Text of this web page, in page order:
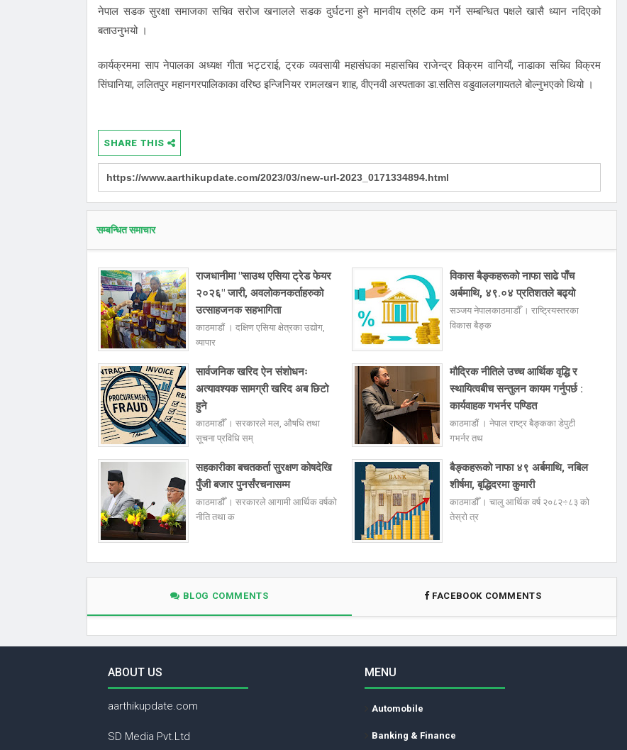
नेपाल सडक सुरक्षा समाजका सचिव सरोज खनालले सडक दुर्घटना हुने मानवीय त्रुटि कम गर्ने सम्बन्धित पक्षले खासै ध्यान नदिएको
बताउनुभयो ।
कार्यक्रममा साप नेपालका अध्यक्ष गीता भट्टराई, ट्रक व्यवसायी महासंघका महासचिव राजेन्द्र विक्रम वानियाँ, नाडाका सचिव विक्रम
सिंघानिया, ललितपुर महानगरपालिकाका वरिष्ठ इन्जिनियर रामलखन शाह, वीएनवी अस्पताका डा.सतिस वडुवाललगायतले बोल्नुभएको थियो ।
SHARE THIS
सम्बन्धित समाचार
राजधानीमा "साउथ एसिया ट्रेड फेयर
२०२६" जारी, अवलोकनकर्ताहरुको
उत्साहजनक सहभागिता
काठमाडौं । दक्षिण एसिया क्षेत्रका उद्योग,
व्यापार
विकास बैङ्कहरूको नाफा साढे पाँच
अर्बमाथि, ४९.०४ प्रतिशतले बढ्यो
सञ्जय नेपालकाठमाडौँ । राष्ट्रियस्तरका
विकास बैङ्क
सार्वजनिक खरिद ऐन संशोधनः
अत्यावश्यक सामग्री खरिद अब छिटो
हुने
काठमाडौँ । सरकारले मल, औषधि तथा
सूचना प्रविधि सम्
मौद्रिक नीतिले उच्च आर्थिक वृद्धि र
स्थायित्वबीच सन्तुलन कायम गर्नुपर्छ :
कार्यवाहक गभर्नर पण्डित
काठमाडौं । नेपाल राष्ट्र बैङ्कका डेपुटी
गभर्नर तथ
सहकारीका बचतकर्ता सुरक्षण कोषदेखि
पुँजी बजार पुनर्संरचनासम्म
काठमाडौँ । सरकारले आगामी आर्थिक वर्षको
नीति तथा क
बैङ्कहरूको नाफा ४९ अर्बमाथि, नबिल
शीर्षमा, बृद्धिदरमा कुमारी
काठमाडौँ । चालु आर्थिक वर्ष २०८२÷८३ को
तेस्रो त्र
BLOG COMMENTS FACEBOOK COMMENTS
ABOUT US
aarthikupdate.com
SD Media Pvt.Ltd
MENU
Automobile
Banking & Finance